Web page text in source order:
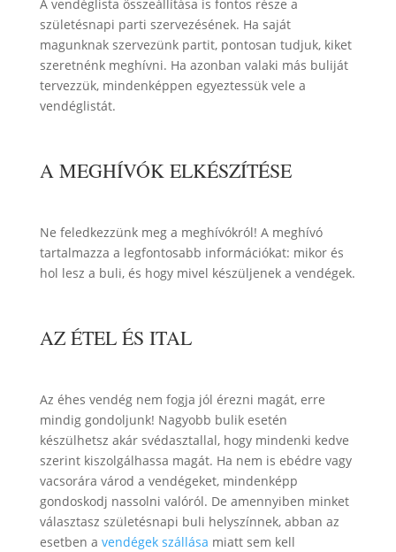
A vendéglista összeállítása is fontos része a
születésnapi parti szervezésének. Ha saját
magunknak szervezünk partit, pontosan tudjuk, kiket
szeretnénk meghívni. Ha azonban valaki más buliját
tervezzük, mindenképpen egyeztessük vele a
vendéglistát.
A MEGHÍVÓK ELKÉSZÍTÉSE
Ne feledkezzünk meg a meghívókról! A meghívó
tartalmazza a legfontosabb információkat: mikor és
hol lesz a buli, és hogy mivel készüljenek a vendégek.
AZ ÉTEL ÉS ITAL
Az éhes vendég nem fogja jól érezni magát, erre
mindig gondoljunk! Nagyobb bulik esetén
készülhetsz akár svédasztallal, hogy mindenki kedve
szerint kiszolgálhassa magát. Ha nem is ebédre vagy
vacsorára várod a vendégeket, mindenképp
gondoskodj nassolni valóról. De amennyiben minket
választasz születésnapi buli helyszínnek, abban az
esetben a vendégek szállása miatt sem kell